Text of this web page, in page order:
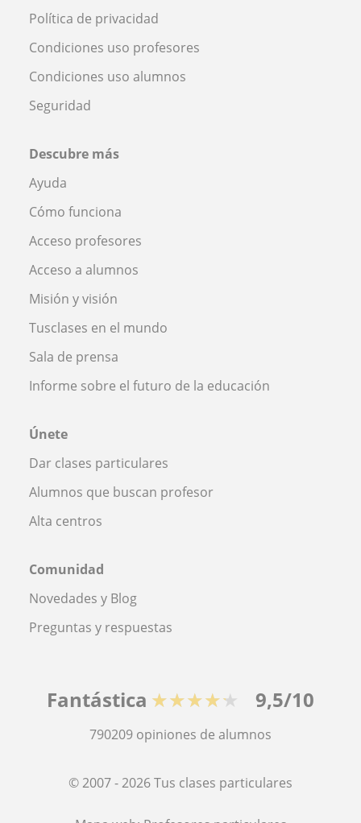
Política de privacidad
Condiciones uso profesores
Condiciones uso alumnos
Seguridad
Descubre más
Ayuda
Cómo funciona
Acceso profesores
Acceso a alumnos
Misión y visión
Tusclases en el mundo
Sala de prensa
Informe sobre el futuro de la educación
Únete
Dar clases particulares
Alumnos que buscan profesor
Alta centros
Comunidad
Novedades y Blog
Preguntas y respuestas
Fantástica ★★★★★ 9,5/10
790209 opiniones de alumnos
© 2007 - 2026 Tus clases particulares